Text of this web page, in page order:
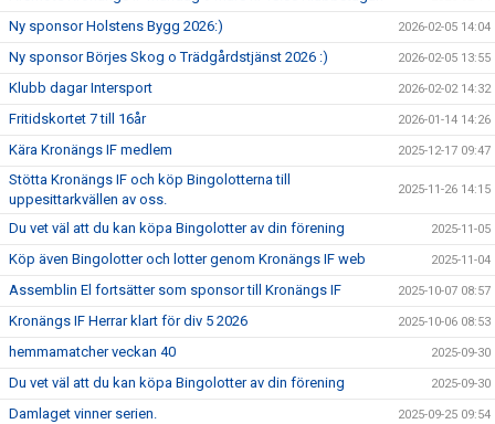
Ny sponsor Holstens Bygg 2026:) 2026-02-05 14:04
Ny sponsor Börjes Skog o Trädgårdstjänst 2026 :) 2026-02-05 13:55
Klubb dagar Intersport 2026-02-02 14:32
Fritidskortet 7 till 16år 2026-01-14 14:26
Kära Kronängs IF medlem 2025-12-17 09:47
Stötta Kronängs IF och köp Bingolotterna till
uppesittarkvällen av oss.
2025-11-26 14:15
Du vet väl att du kan köpa Bingolotter av din förening 2025-11-05
Köp även Bingolotter och lotter genom Kronängs IF web 2025-11-04
Assemblin El fortsätter som sponsor till Kronängs IF 2025-10-07 08:57
Kronängs IF Herrar klart för div 5 2026 2025-10-06 08:53
hemmamatcher veckan 40 2025-09-30
Du vet väl att du kan köpa Bingolotter av din förening 2025-09-30
Damlaget vinner serien. 2025-09-25 09:54